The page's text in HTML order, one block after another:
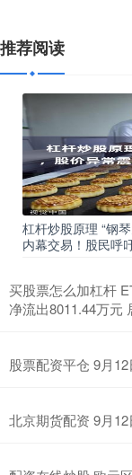
推荐阅读
杠杆炒股原理 “钢
内幕交易！股民呼
买股票怎么加杠杆
净流出8011.44万元
股票配资平仓 9月
北京期货配资 9月